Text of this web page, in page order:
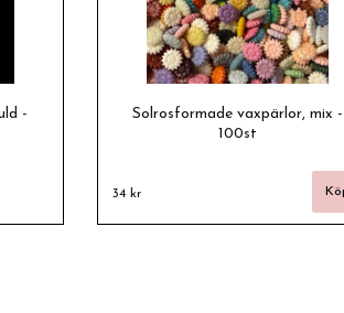
-
Solrosformade vaxpärlor, mix -
100st
34 kr